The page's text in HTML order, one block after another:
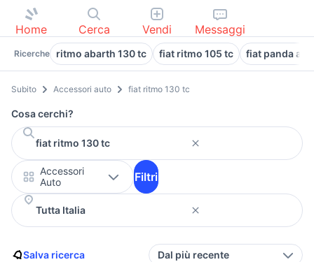
Home Cerca Vendi Messaggi
Ricerche ritmo abarth 130 tc fiat ritmo 105 tc fiat panda
Subito Accessori auto fiat ritmo 130 tc
Cosa cerchi?
Accessori
Auto
Filtri
Salva ricerca Dal più recente